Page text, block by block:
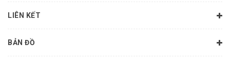
LIÊN KẾT
BẢN ĐỒ